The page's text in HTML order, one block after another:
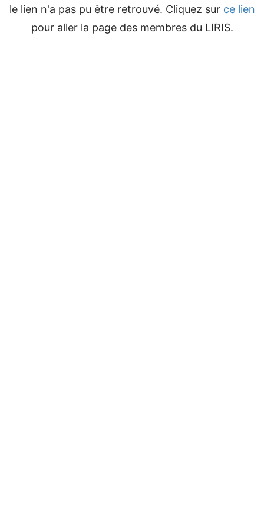
Aller
au
le lien n'a pas pu être retrouvé. Cliquez sur ce lien
pour aller la page des membres du LIRIS.